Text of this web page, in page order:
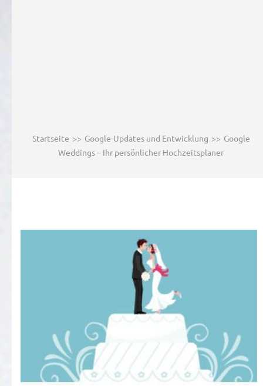
Startseite >> Google-Updates und Entwicklung >> Google
Weddings – Ihr persönlicher Hochzeitsplaner